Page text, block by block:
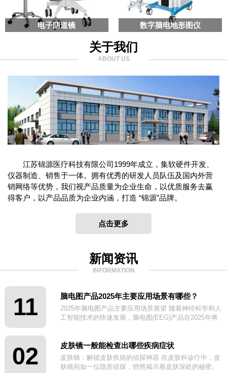
电子阴道镜 数字脑电地形图仪
关于我们
ABOUT US
江苏锦源医疗科技有限公司1999年成立，集软硬件开发、
仪器制造、销售于一体。拥有优秀的研发人员队伍及国内外营
销网络等优势，我们视产品质量为企业生命，以优质服务去赢
得客户，以产品品质为企业内涵，打造 “锦源”品牌。
点击更多
新闻资讯
INFORMATION
11 脑电图产品2025年主要应用场景有哪些？
2025年脑电图产品主要应用场景展望 随着神经科学和人
工智能技术的快速发展，脑电图(EEG)产品在2025年将
02 皮肤镜一般能检查出哪些疾病症状
皮肤镜：解锁皮肤疾病的侦探神器 在皮肤科诊疗中，皮
肤镜宛如一位隐形侦探，悄然揭示着皮肤深处的秘密。